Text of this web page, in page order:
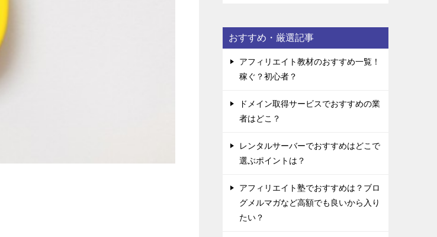
おすすめ・厳選記事
アフィリエイト教材のおすすめ一覧！
稼ぐ？初心者？
ドメイン取得サービスでおすすめの業
者はどこ？
レンタルサーバーでおすすめはどこで
選ぶポイントは？
アフィリエイト塾でおすすめは？ブロ
グメルマガなど高額でも良いから入り
たい？